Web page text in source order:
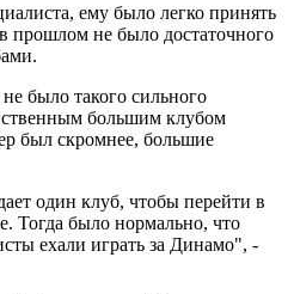
ему было легко принять
прошлом не было достаточного
было такого сильного
большим клубом
был скромнее, большие
один клуб, чтобы перейти в
Тогда было нормально, что
ехали играть за Динамо", -